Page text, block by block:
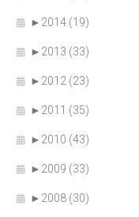
► 2014 (19)
► 2013 (33)
► 2012 (23)
► 2011 (35)
► 2010 (43)
► 2009 (33)
► 2008 (30)